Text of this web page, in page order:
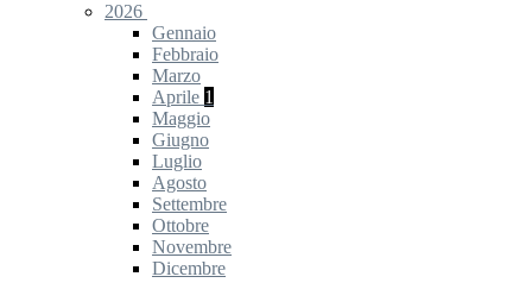
2026
Gennaio
Febbraio
Marzo
Aprile 1
Maggio
Giugno
Luglio
Agosto
Settembre
Ottobre
Novembre
Dicembre